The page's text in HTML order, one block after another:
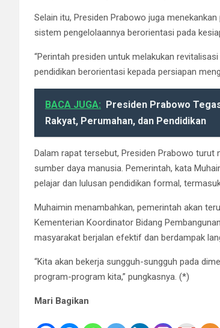
Selain itu, Presiden Prabowo juga
sistem pengelolaannya berorientasi pada
“Perintah presiden untuk melakukan
pendidikan berorientasi kepada persiapan
BACA JUGA:
Presiden Prabowo
Rakyat, Perumahan, dan Pendidikan
Dalam rapat tersebut, Presiden Prabowo
sumber daya manusia. Pemerintah, kata
pelajar dan lulusan pendidikan formal,
Muhaimin menambahkan, pemerintah akan
Kementerian Koordinator Bidang
masyarakat berjalan efektif dan berdampak
“Kita akan bekerja sungguh-sungguh pada
program-program kita,” pungkasnya. (*)
Mari Bagikan